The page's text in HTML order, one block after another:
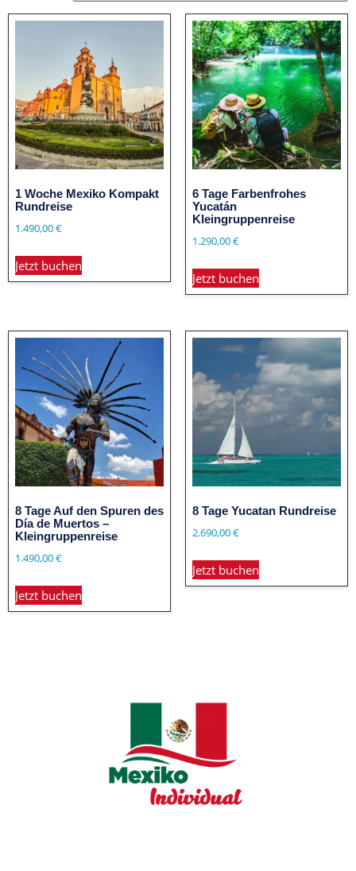
1 Woche Mexiko Kompakt
Rundreise
1.490,00€
Jetzt buchen
6 Tage Farbenfrohes
Yucatán
Kleingruppenreise
1.290,00€
Jetzt buchen
8 Tage Auf den Spuren des
Día de Muertos –
Kleingruppenreise
1.490,00€
Jetzt buchen
8 Tage Yucatan Rundreise
2.690,00€
Jetzt buchen